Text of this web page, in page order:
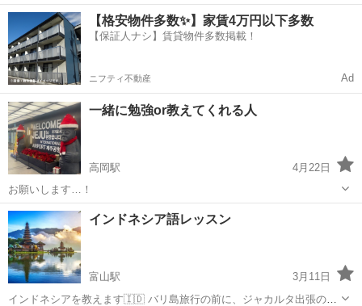
せて頂きます❗️ ️💦大手スクールでは 高額なレッスン料金請求 更には入
会金&月会費の負担 💦教室のグループレッスンでは 毎週のレッスン消
化ノルマ 上...
富山 富山市 韓国語 レッスン
【格安物件多数✨】家賃4万円以下多数
【保証人ナシ】賃貸物件多数掲載！
ニフティ不動産 Ad
一緒に勉強or教えてくれる人
高岡駅
4月22日
お願いします…！
富山 高岡市 高岡駅 韓国語
インドネシア語レッスン
富山駅
3月11日
インドネシアを教えます🇮🇩 バリ島旅行の前に、ジャカルタ出張の前